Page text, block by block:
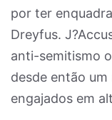
por ter
Dreyfus.
anti-semitismo
desde então
engajados em